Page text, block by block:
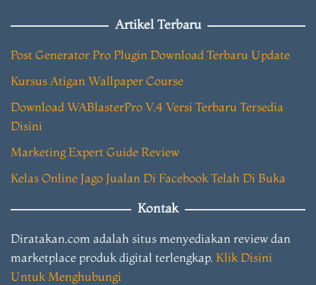
Artikel Terbaru
Post Generator Pro Plugin Download Terbaru Update
Kursus Atigan Wallpaper Course
Download WABlasterPro V.4 Versi Terbaru Tersedia
Disini
Marketing Expert Guide Review
Kelas Online Jago Jualan Di Facebook Telah Di Buka
Kontak
Diratakan.com adalah situs menyediakan review dan
marketplace produk digital terlengkap. Klik Disini
Untuk Menghubungi